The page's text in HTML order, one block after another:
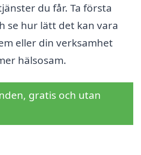
du får. Ta första
se hur lätt det kan vara
eller din verksamhet
hälsosam.
gratis och utan